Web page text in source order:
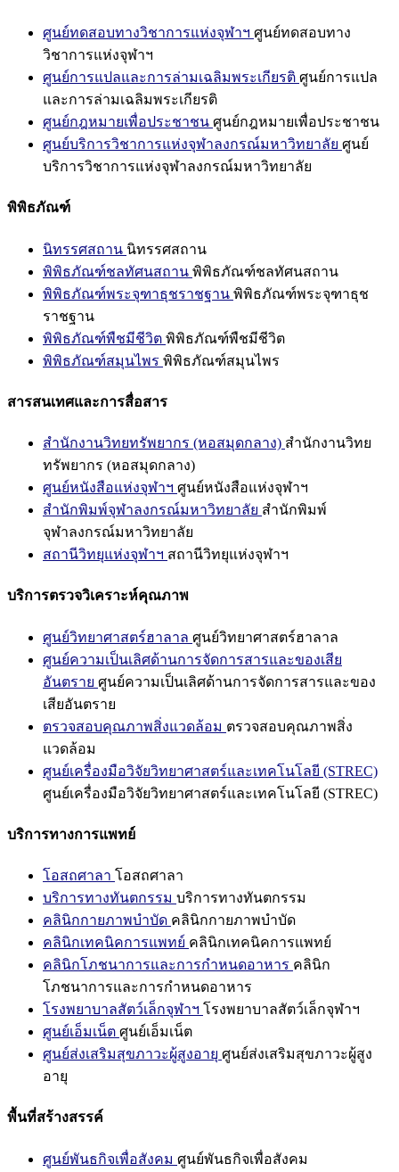
ศูนย์ทดสอบทางวิชาการแห่งจุฬาฯ ศูนย์ทดสอบทาง
วิชาการแห่งจุฬาฯ
ศูนย์การแปลและการล่ามเฉลิมพระเกียรติ ศูนย์การแปล
และการล่ามเฉลิมพระเกียรติ
ศูนย์กฎหมายเพื่อประชาชน ศูนย์กฎหมายเพื่อประชาชน
ศูนย์บริการวิชาการแห่งจุฬาลงกรณ์มหาวิทยาลัย ศูนย์
บริการวิชาการแห่งจุฬาลงกรณ์มหาวิทยาลัย
พิพิธภัณฑ์
นิทรรศสถาน นิทรรศสถาน
พิพิธภัณฑ์ชลทัศนสถาน พิพิธภัณฑ์ชลทัศนสถาน
พิพิธภัณฑ์พระจุฑาธุชราชฐาน พิพิธภัณฑ์พระจุฑาธุช
ราชฐาน
พิพิธภัณฑ์พืชมีชีวิต พิพิธภัณฑ์พืชมีชีวิต
พิพิธภัณฑ์สมุนไพร พิพิธภัณฑ์สมุนไพร
สารสนเทศและการสื่อสาร
สำนักงานวิทยทรัพยากร (หอสมุดกลาง) สำนักงานวิทย
ทรัพยากร (หอสมุดกลาง)
ศูนย์หนังสือแห่งจุฬาฯ ศูนย์หนังสือแห่งจุฬาฯ
สำนักพิมพ์จุฬาลงกรณ์มหาวิทยาลัย สำนักพิมพ์
จุฬาลงกรณ์มหาวิทยาลัย
สถานีวิทยุแห่งจุฬาฯ สถานีวิทยุแห่งจุฬาฯ
บริการตรวจวิเคราะห์คุณภาพ
ศูนย์วิทยาศาสตร์ฮาลาล ศูนย์วิทยาศาสตร์ฮาลาล
ศูนย์ความเป็นเลิศด้านการจัดการสารและของเสีย
อันตราย ศูนย์ความเป็นเลิศด้านการจัดการสารและของ
เสียอันตราย
ตรวจสอบคุณภาพสิ่งแวดล้อม ตรวจสอบคุณภาพสิ่ง
แวดล้อม
ศูนย์เครื่องมือวิจัยวิทยาศาสตร์และเทคโนโลยี (STREC)
ศูนย์เครื่องมือวิจัยวิทยาศาสตร์และเทคโนโลยี (STREC)
บริการทางการแพทย์
โอสถศาลา โอสถศาลา
บริการทางทันตกรรม บริการทางทันตกรรม
คลินิกกายภาพบำบัด คลินิกกายภาพบำบัด
คลินิกเทคนิคการแพทย์ คลินิกเทคนิคการแพทย์
คลินิกโภชนาการและการกำหนดอาหาร คลินิก
โภชนาการและการกำหนดอาหาร
โรงพยาบาลสัตว์เล็กจุฬาฯ โรงพยาบาลสัตว์เล็กจุฬาฯ
ศูนย์เอ็มเน็ต ศูนย์เอ็มเน็ต
ศูนย์ส่งเสริมสุขภาวะผู้สูงอายุ ศูนย์ส่งเสริมสุขภาวะผู้สูง
อายุ
พื้นที่สร้างสรรค์
ศูนย์พันธกิจเพื่อสังคม ศูนย์พันธกิจเพื่อสังคม